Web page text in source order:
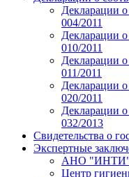
Декларации
004/2011
Декларации
010/2011
Декларации
011/2011
Декларации
020/2011
Декларации
032/2013
Свидетельства о
Экспертные
АНО
Центр